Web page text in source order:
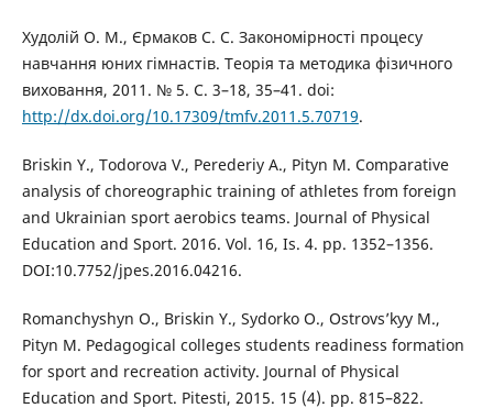
Худолій О. М., Єрмаков С. С. Закономірності процесу
навчання юних гімнастів. Теорія та методика фізичного
виховання, 2011. № 5. С. 3–18, 35–41. doi:
http://dx.doi.org/10.17309/tmfv.2011.5.70719.
Briskin Y., Todorova V., Perederiy A., Pityn M. Comparative
analysis of choreographic training of athletes from foreign
and Ukrainian sport aerobics teams. Journal of Physical
Education and Sport. 2016. Vol. 16, Is. 4. pp. 1352–1356.
DOI:10.7752/jpes.2016.04216.
Romanchyshyn O., Briskin Y., Sydorko O., Ostrovs’kyy M.,
Pityn M. Pedagogical colleges students readiness formation
for sport and recreation activity. Journal of Physical
Education and Sport. Pitesti, 2015. 15 (4). pp. 815–822.